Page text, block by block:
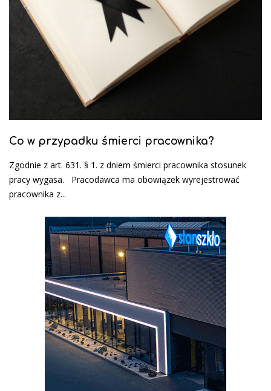
Co w przypadku śmierci pracownika?
Zgodnie z art. 631. § 1. z dniem śmierci pracownika stosunek
pracy wygasa. Pracodawca ma obowiązek wyrejestrować
pracownika z...